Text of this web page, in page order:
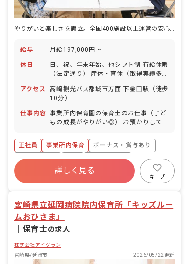
やりがいと楽しさを両立。全国400施設以上運営の安心基盤のもと輝く保育士へ
給与 月給197,000円 ~
休日
日、祝、年末年始、他シフト制 有給休暇
（法定通り） 産休・育休（取得実績多
日
アクセス
高崎観光バス都城市方面 下金田駅（徒歩
10分）
仕事内容 事業所内保育園の保育士のお仕事（子ど
もの成長がやりがい◎） お預かりしてい
す。 ・食事・睡眠・排泄・清潔・衣類の
着脱等 ・集団生活を通じた社会性の装着
・行事の計画・実行、お知らせの作成
正社員 事業所内保育
ボーナス・賞与あり
社会保険完備
有給
福利厚生充実
昇給昇進あり
産休育休制度
詳しく見る
キープ
宮崎県立延岡病院院内保育所「キッズルー
ムおひさま」
保育士の求人
株式会社アイグラン
宮崎県/延岡市
2026/05/22更新